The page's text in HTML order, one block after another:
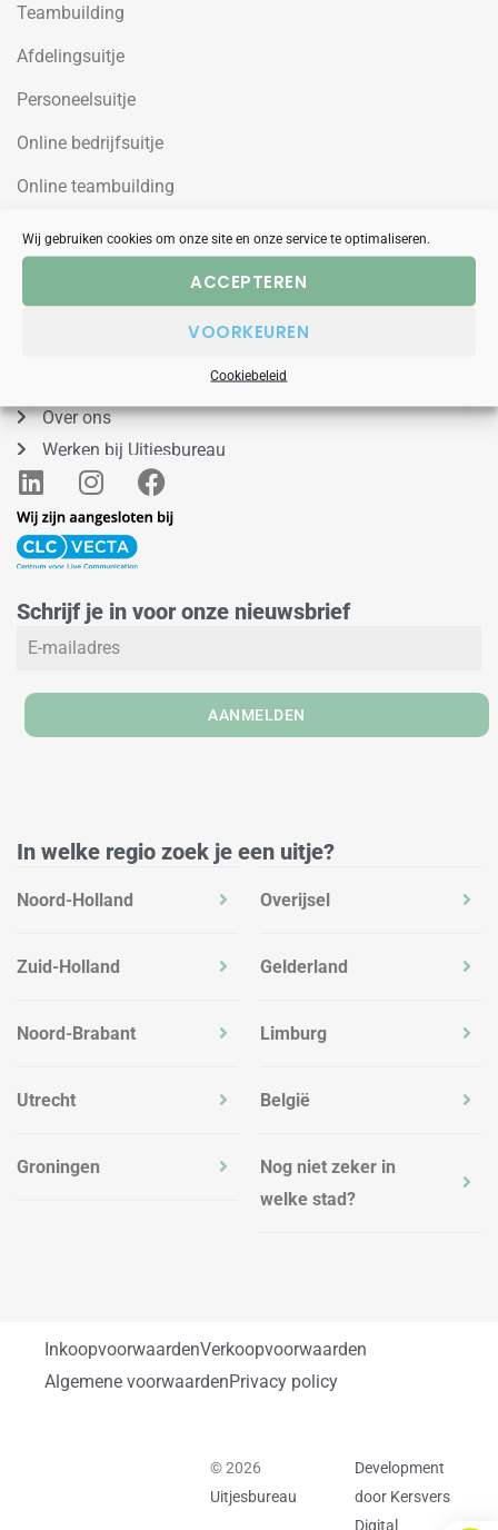
Wij gebruiken cookies om onze site en onze service te optimaliseren.
ACCEPTEREN
VOORKEUREN
Cookiebeleid
Teambuilding
Afdelingsuitje
Personeelsuitje
Online bedrijfsuitje
Online teambuilding
Uitjesbureau
Wilgenweg 10a
1031HV Amsterdam Noord
Over ons
Werken bij Uitjesbureau
L
i
n
k
d
i
I
n
s
t
g
r
m
F
a
o
Schrijf je in voor onze nieuwsbrief
AANMELDEN
In welke regio zoek je een uitje?
Noord-Holland
Zuid-Holland
Noord-Brabant
Utrecht
Groningen
Overijsel
Gelderland
Limburg
België
Nog niet zeker in
welke stad?
InkoopvoorwaardenVerkoopvoorwaarden
Algemene voorwaardenPrivacy policy
© 2026
Uitjesbureau
Development
door Kersvers
Digital